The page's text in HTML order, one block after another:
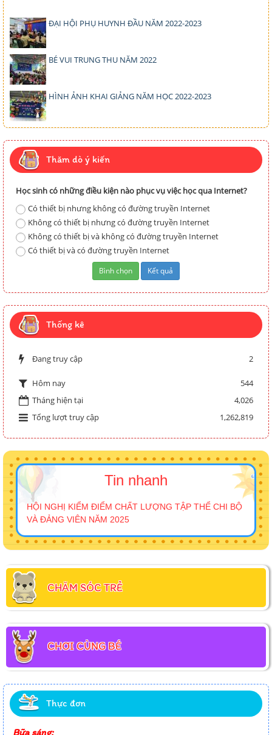
ĐẠI HỘI PHỤ HUYNH ĐẦU NĂM 2022-2023
BÉ VUI TRUNG THU NĂM 2022
HÌNH ẢNH KHAI GIẢNG NĂM HỌC 2022-2023
Thăm dò ý kiến
Học sinh có những điều kiện nào phục vụ việc học qua Internet?
Có thiết bị nhưng không có đường truyền Internet
Không có thiết bị nhưng có đường truyền Internet
Không có thiết bị và không có đường truyền Internet
Có thiết bị và có đường truyền Internet
Thống kê
Đang truy cập 2
Hôm nay
544
Tháng hiện tại
4,026
Tổng lượt truy cập
1,262,819
Tin nhanh
HỘI NGHỊ KIỂM ĐIỂM CHẤT LƯỢNG TẬP THỂ CHI BỘ
VÀ ĐẢNG VIÊN NĂM 2025
CHĂM SÓC TRẺ
CHƠI CÙNG BÉ
Thực đơn
Bữa sáng: